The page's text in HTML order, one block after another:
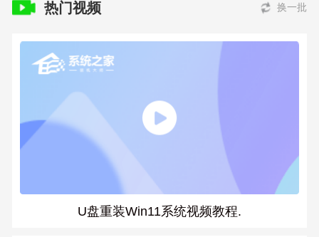
热门视频 换一批
U盘重装Win11系统视频教程.